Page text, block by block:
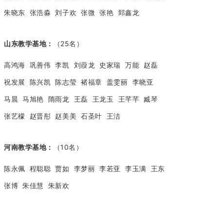
朱晓东 张浩淼 刘子欢 张微 张艳 郅鑫龙
山东教学基地： （25名）
高鸿海 巩善伟 李凯 刘葭龙 史家瑞 万能 赵磊
祝发展 陈兴凯 陈志莹 褚福章 盖雯丽 李晓亚
马晨 马旭艳 隋雨龙 王磊 王龙玉 王芊芊 臧琴
张艺檬 赵晋彤 赵美美 石圣叶 王洁
河南教学基地： （10名）
陈永佩 程聪聪 贾如 李梦丽 李若亚 李玉满 王东
张博 朱佳慧 朱新欢